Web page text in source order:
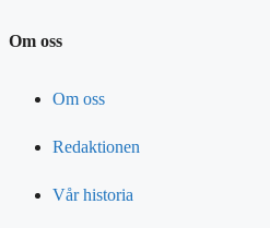
Om oss
Om oss
Redaktionen
Vår historia